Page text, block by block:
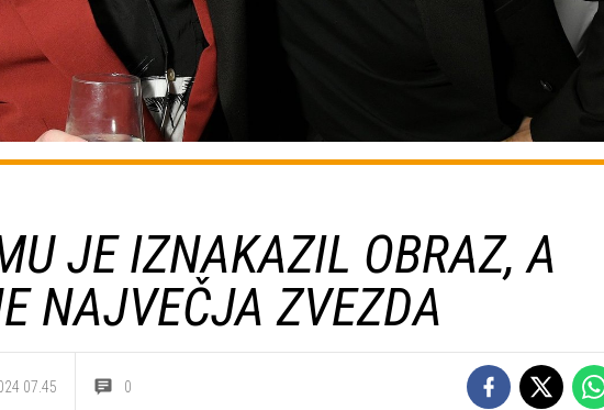
JE IZNAKAZIL OBRAZ, A
NAJVEČJA ZVEZDA
07.45 0